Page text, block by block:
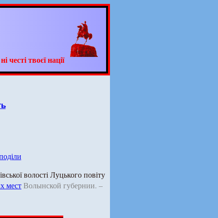
твоєї нації
волості Луцького повіту
местВолынской губернии. –